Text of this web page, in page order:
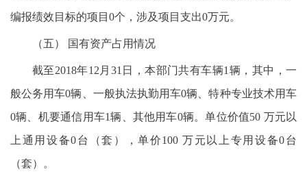
编报绩效目标的项目0个，涉及项目支出0万元。
（五） 国有资产占用情况
截至2018年12月31日，本部门共有车辆1辆，其中，一
般公务用车0辆、一般执法执勤用车0辆、特种专业技术用车
0辆、机要通信用车1辆、其他用车0辆。单位价值50 万元以
上通用设备0台（套），单价100 万元以上专用设备0台
（套）。